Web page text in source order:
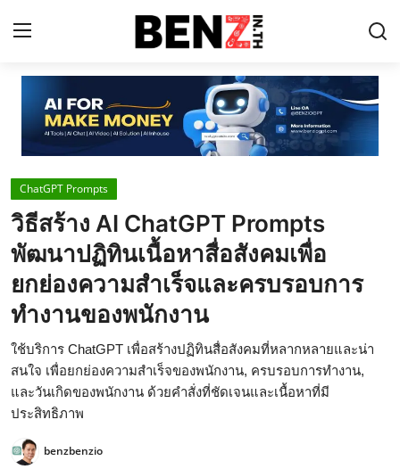
Home
Contact
AI Tools
ChatGPT Prompts
ข่าว AI รอบโลก
ThaiGPT Builder
คอร์สเรียน ChatGPT
ChatGPT Prompts
วิธีสร้าง AI ChatGPT Prompts
พัฒนาปฏิทินเนื้อหาสื่อสังคมเพื่อ
ยกย่องความสำเร็จและครบรอบการ
ทำงานของพนักงาน
ใช้บริการ ChatGPT เพื่อสร้างปฏิทินสื่อสังคมที่หลากหลายและน่า
สนใจ เพื่อยกย่องความสำเร็จของพนักงาน, ครบรอบการทำงาน,
และวันเกิดของพนักงาน ด้วยคำสั่งที่ชัดเจนและเนื้อหาที่มี
ประสิทธิภาพ
benzbenzio